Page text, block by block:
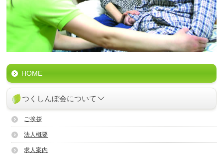
HOME
つくしんぼ会について
ご挨拶
法人概要
求人案内